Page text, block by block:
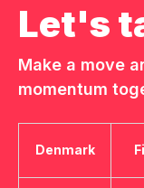
Let's
Make a move
momentum
Denmark